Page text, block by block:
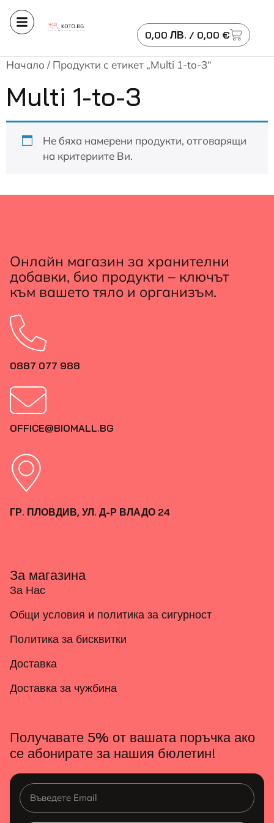
0,00 ЛВ. / 0,00 €
Начало / Продукти с етикет „Multi 1-to-3“
Multi 1-to-3
Не бяха намерени продукти, отговарящи
на критериите Ви.
Онлайн магазин за хранителни
добавки, био продукти – ключът
към вашето тяло и организъм.
0887 077 988
OFFICE@BIOMALL.BG
ГР. ПЛОВДИВ, УЛ. Д-Р ВЛАДО 24
За магазина
За Нас
Общи условия и политика за сигурност
Политика за бисквитки
Доставка
Доставка за чужбина
Получавате 5% от вашата поръчка ако
се абонирате за нашия бюлетин!